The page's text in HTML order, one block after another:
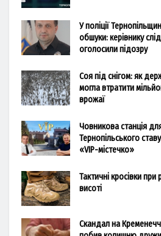
У поліції
обшуки: керівнику
оголосили підозру
Соя під снігом: як
могла втратити
врожаї
Човникова станція
Тернопільського
«VIP-містечко»
Тактичні кросівки
висоті
Скандал на